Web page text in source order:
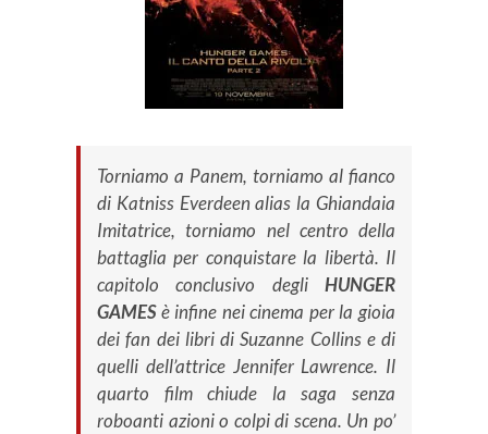
Torniamo a Panem, torniamo al fianco
di Katniss Everdeen alias la Ghiandaia
Imitatrice, torniamo nel centro della
battaglia per conquistare la libertà. Il
capitolo conclusivo degliHUNGER
GAMESè infine nei cinema per la gioia
dei fan dei libri di Suzanne Collins e di
quelli dell’attrice Jennifer Lawrence. Il
quarto film chiude la saga senza
roboanti azioni o colpi di scena. Un po’